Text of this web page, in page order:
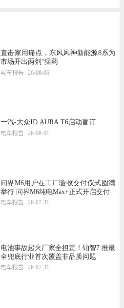
直击家用痛点，东风风神新能源8系为
市场开出两剂“猛药
电车报告 26-08-06
一汽-大众ID.AURA T6启动盲订
电车报告 26-08-01
问界M6用户在工厂验收交付仪式圆满
举行 问界M6纯电Max+正式开启交付
电车报告 26-07-31
电池事故起火厂家全担责！铂智7 推最
全兜底行业首次覆盖非品质问题
电车报告 26-07-31